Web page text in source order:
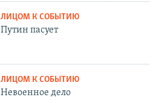
ЛИЦОМ К СОБЫТИЮ
Путин пасует
ЛИЦОМ К СОБЫТИЮ
Невоенное дело